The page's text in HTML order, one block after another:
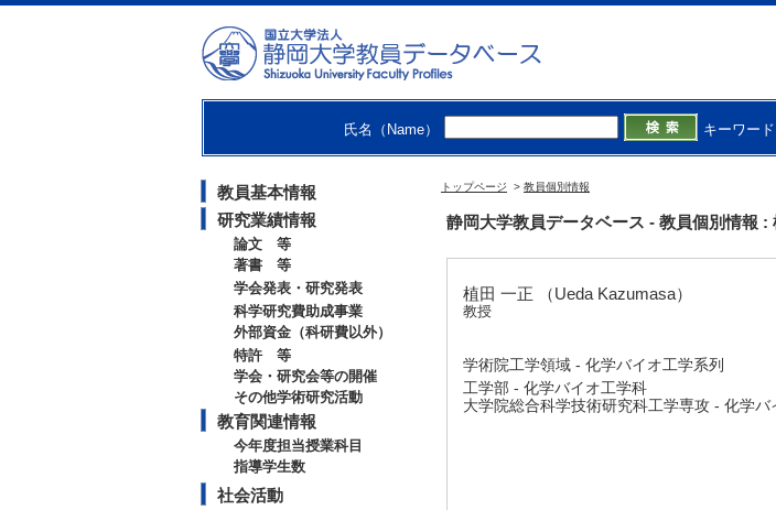
氏名（Name） キーワード
教員基本情報
研究業績情報
論文 等
著書 等
学会発表・研究発表
科学研究費助成事業
外部資金（科研費以外）
特許 等
学会・研究会等の開催
その他学術研究活動
教育関連情報
今年度担当授業科目
指導学生数
社会活動
トップページ > 教員個別情報
静岡大学教員データベース - 教員個別情報 :
植田 一正 （Ueda Kazumasa）
教授
学術院工学領域 - 化学バイオ工学系列
工学部 - 化学バイオ工学科
大学院総合科学技術研究科工学専攻 - 化学バ